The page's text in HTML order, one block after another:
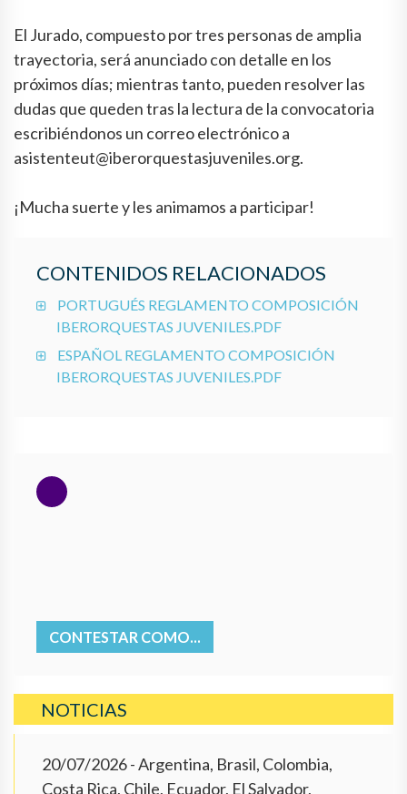
El Jurado, compuesto por tres personas de amplia
trayectoria, será anunciado con detalle en los
próximos días; mientras tanto, pueden resolver las
dudas que queden tras la lectura de la convocatoria
escribiéndonos un correo electrónico a
asistenteut@iberorquestasjuveniles.org.
¡Mucha suerte y les animamos a participar!
CONTENIDOS RELACIONADOS
PORTUGUÉS REGLAMENTO COMPOSICIÓN
IBERORQUESTAS JUVENILES.PDF
ESPAÑOL REGLAMENTO COMPOSICIÓN
IBERORQUESTAS JUVENILES.PDF
CONTESTAR COMO...
NOTICIAS
20/07/2026- Argentina, Brasil, Colombia,
Costa Rica, Chile, Ecuador, El Salvador,